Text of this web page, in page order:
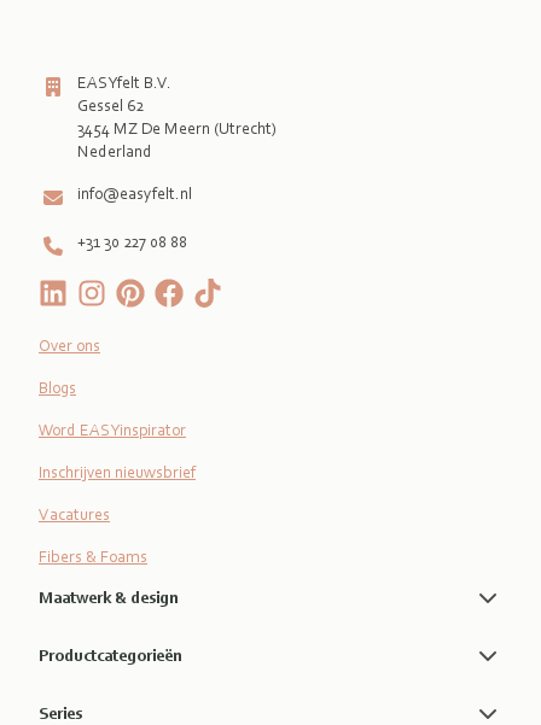
EASYfelt B.V.
Gessel 62
3454 MZ De Meern (Utrecht)
Nederland
info@easyfelt.nl
+31 30 227 08 88
Over ons
Blogs
Word EASYinspirator
Inschrijven nieuwsbrief
Vacatures
Fibers & Foams
Maatwerk & design
Productcategorieën
Series